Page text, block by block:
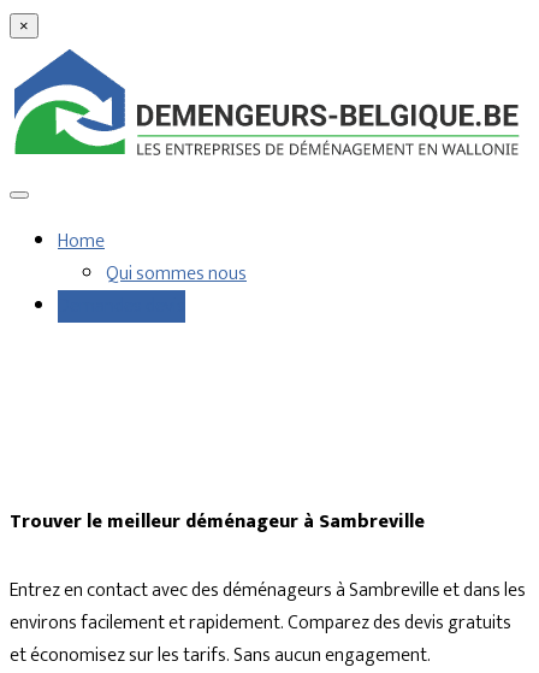
×
Home
Qui sommes nous
Trouver le meilleur déménageur à Sambreville
Entrez en contact avec des déménageurs à Sambreville et dans les
environs facilement et rapidement. Comparez des devis gratuits
et économisez sur les tarifs. Sans aucun engagement.